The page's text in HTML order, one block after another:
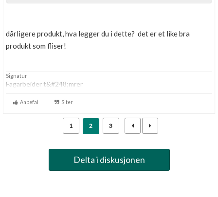
dårligere produkt, hva legger du i dette? det er et like bra
produkt som fliser!
Signatur
Fagarbeider t&#248;mrer
Anbefal Siter
1 2 3
Delta i diskusjonen